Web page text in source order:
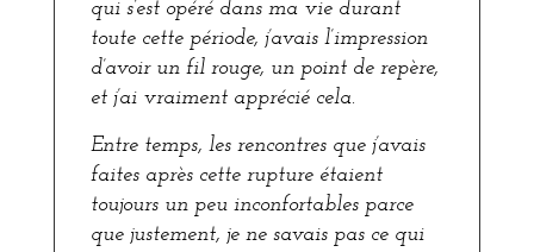
qui s’est opéré dans ma vie durant
toute cette période, j’avais l’impression
d’avoir un fil rouge, un point de repère,
et j’ai vraiment apprécié cela.
Entre temps, les rencontres que j’avais
faites après cette rupture étaient
toujours un peu inconfortables parce
que justement, je ne savais pas ce qui